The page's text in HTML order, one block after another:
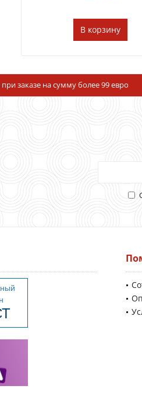
В корзину
при заказе на сумму более 99 евро